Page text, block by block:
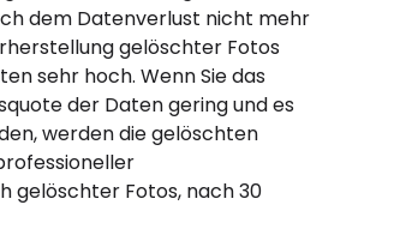
dem Datenverlust nicht mehr
gelöschter Fotos
sehr hoch. Wenn Sie das
der Daten gering und es
werden die gelöschten
gelöschter Fotos, nach 30